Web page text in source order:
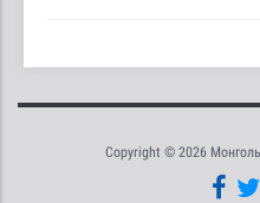
Copyright © 2026